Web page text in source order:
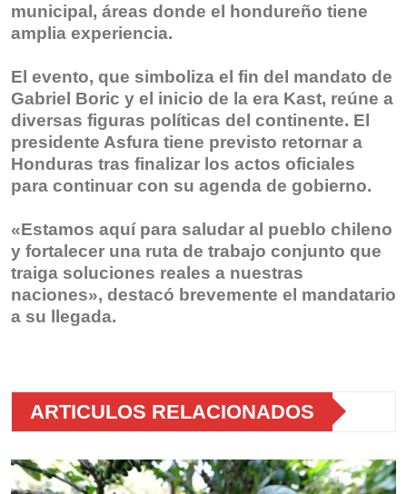
municipal, áreas donde el hondureño tiene
amplia experiencia.
El evento, que simboliza el fin del mandato de
Gabriel Boric y el inicio de la era Kast, reúne a
diversas figuras políticas del continente. El
presidente Asfura tiene previsto retornar a
Honduras tras finalizar los actos oficiales
para continuar con su agenda de gobierno.
«Estamos aquí para saludar al pueblo chileno
y fortalecer una ruta de trabajo conjunto que
traiga soluciones reales a nuestras
naciones», destacó brevemente el mandatario
a su llegada.
ARTICULOS RELACIONADOS